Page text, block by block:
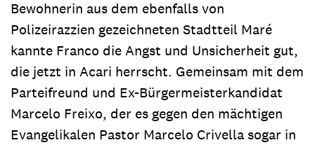
Bewohnerin aus dem ebenfalls von
Polizeirazzien gezeichneten Stadtteil Maré
kannte Franco die Angst und Unsicherheit gut,
die jetzt in Acari herrscht. Gemeinsam mit dem
Parteifreund und Ex-Bürgermeisterkandidat
Marcelo Freixo, der es gegen den mächtigen
Evangelikalen Pastor Marcelo Crivella sogar in